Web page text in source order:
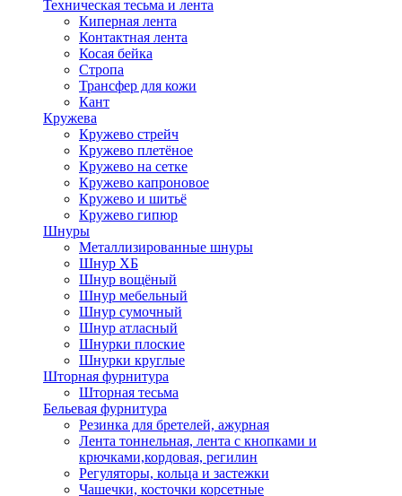
Техническая тесьма и лента
Киперная лента
Контактная лента
Косая бейка
Стропа
Трансфер для кожи
Кант
Кружева
Кружево стрейч
Кружево плетёное
Кружево на сетке
Кружево капроновое
Кружево и шитьё
Кружево гипюр
Шнуры
Металлизированные шнуры
Шнур ХБ
Шнур вощёный
Шнур мебельный
Шнур сумочный
Шнур атласный
Шнурки плоские
Шнурки круглые
Шторная фурнитура
Шторная тесьма
Бельевая фурнитура
Резинка для бретелей, ажурная
Лента тоннельная, лента с кнопками и
крючками,кордовая, регилин
Регуляторы, кольца и застежки
Чашечки, косточки корсетные